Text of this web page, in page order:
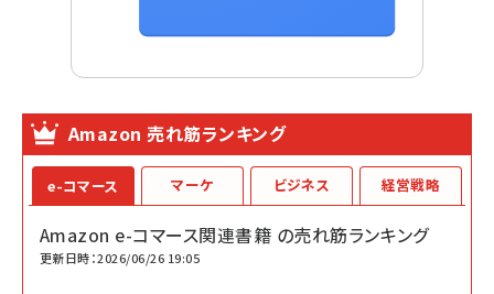
Amazon 売れ筋ランキング
e-コマース
Amazon e-コマース関連書籍 の売れ筋ランキング
更新日時：2026/06/26 19:05
マーケ ビジネス 経営戦略